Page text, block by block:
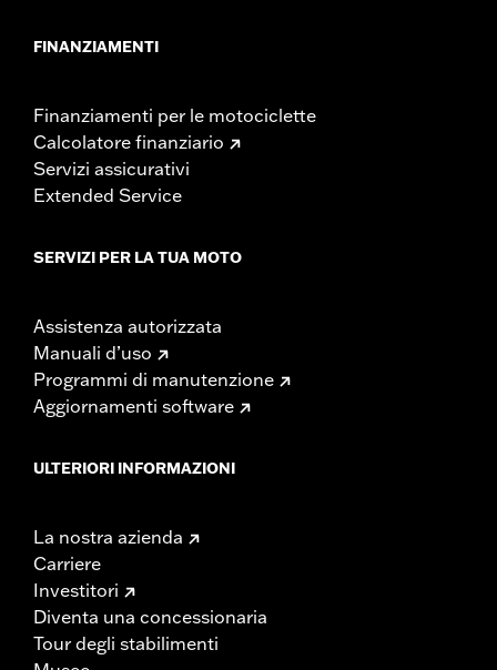
FINANZIAMENTI
Finanziamenti per le motociclette
Calcolatore finanziario
Servizi assicurativi
Extended Service
SERVIZI PER LA TUA MOTO
Assistenza autorizzata
Manuali d’uso
Programmi di manutenzione
Aggiornamenti software
ULTERIORI INFORMAZIONI
La nostra azienda
Carriere
Investitori
Diventa una concessionaria
Tour degli stabilimenti